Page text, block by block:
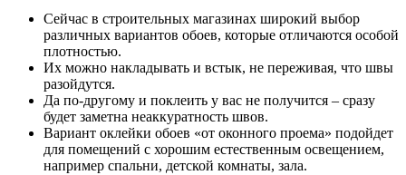
Сейчас в строительных магазинах широкий выбор
различных вариантов обоев, которые отличаются особой
плотностью.
Их можно накладывать и встык, не переживая, что швы
разойдутся.
Да по-другому и поклеить у вас не получится – сразу
будет заметна неаккуратность швов.
Вариант оклейки обоев «от оконного проема» подойдет
для помещений с хорошим естественным освещением,
например спальни, детской комнаты, зала.